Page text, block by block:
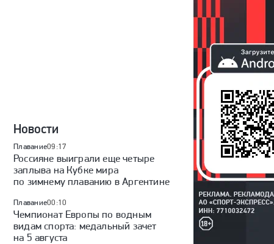
Новости
Плавание09:17
Россияне выиграли еще четыре
заплыва на Кубке мира
по зимнему плаванию в Аргентине
Плавание00:10
Чемпионат Европы по водным
видам спорта: медальный зачет
на 5 августа